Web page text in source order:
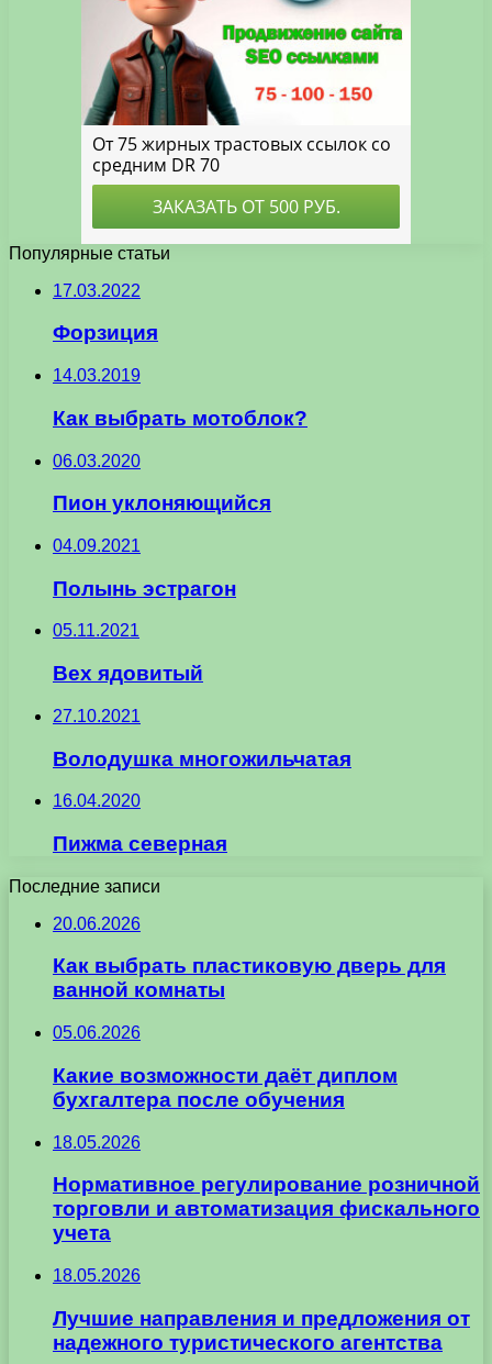
Популярные статьи
17.03.2022
Форзиция
14.03.2019
Как выбрать мотоблок?
06.03.2020
Пион уклоняющийся
04.09.2021
Полынь эстрагон
05.11.2021
Вех ядовитый
27.10.2021
Володушка многожильчатая
16.04.2020
Пижма северная
Последние записи
20.06.2026
Как выбрать пластиковую дверь для
ванной комнаты
05.06.2026
Какие возможности даёт диплом
бухгалтера после обучения
18.05.2026
Нормативное регулирование розничной
торговли и автоматизация фискального
учета
18.05.2026
Лучшие направления и предложения от
надежного туристического агентства